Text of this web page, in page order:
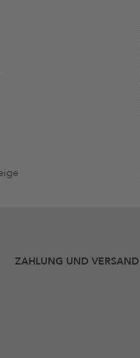
ZAHLUNG UND VERSAND